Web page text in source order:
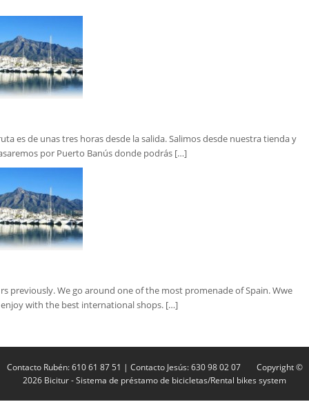
es de unas tres horas desde la salida. Salimos desde nuestra tienda y
por Puerto Banús donde podrás […]
previously. We go around one of the most promenade of Spain. Wwe
with the best international shops. […]
Contacto Rubén: 610 61 87 51 | Contacto Jesús: 630 98 02 07
Copyright ©
2026 Bicitur- Sistema de préstamo de bicicletas/Rental bikes system